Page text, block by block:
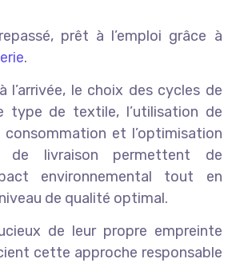
prêt à l’emploi grâce à
.
l’arrivée, le choix des cycles de
type de textile, l’utilisation de
consommation et l’optimisation
de livraison permettent de
environnemental tout en
de qualité optimal.
de leur propre empreinte
cette approche responsable